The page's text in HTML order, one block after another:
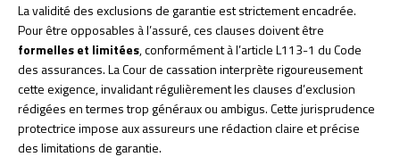
La validité des exclusions de garantie est strictement encadrée.
Pour être opposables à l’assuré, ces clauses doivent être
formelles et limitées, conformément à l’article L113-1 du Code
des assurances. La Cour de cassation interprète rigoureusement
cette exigence, invalidant régulièrement les clauses d’exclusion
rédigées en termes trop généraux ou ambigus. Cette jurisprudence
protectrice impose aux assureurs une rédaction claire et précise
des limitations de garantie.